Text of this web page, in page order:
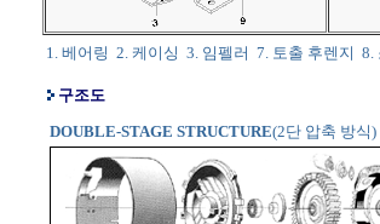
1. 베어링 2. 케이싱 3. 임펠러 7. 토출 후렌지
구조도
DOUBLE-STAGE STRUCTURE(2단 압축 방식)